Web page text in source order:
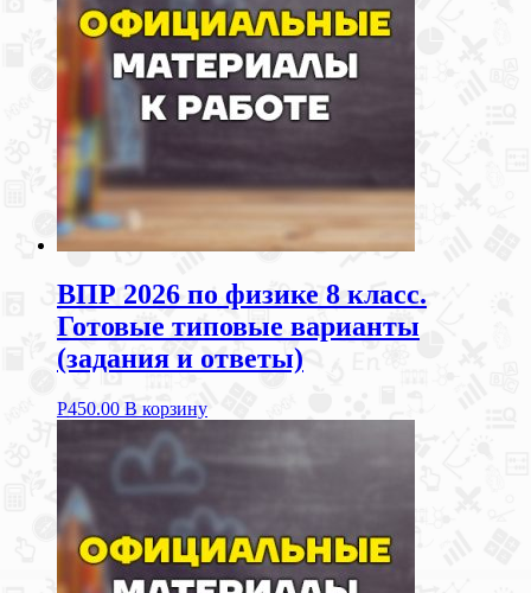
ВПР 2026 по физике 8 класс.
Готовые типовые варианты
(задания и ответы)
Р450.00 В корзину